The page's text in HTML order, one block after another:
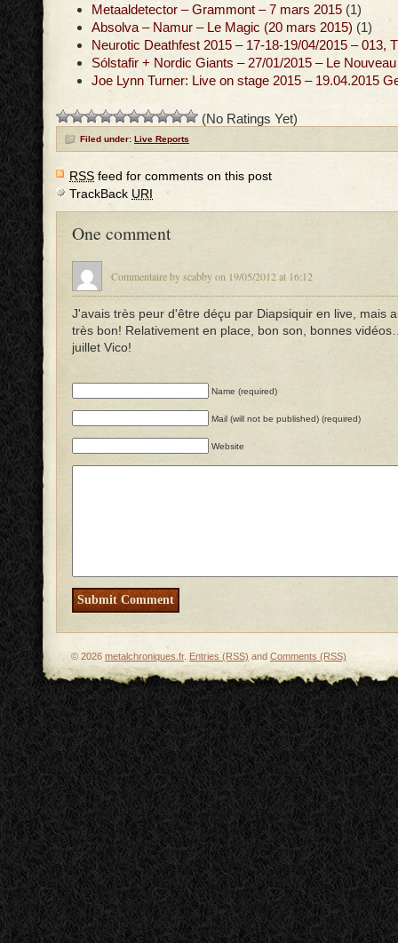
Metaaldetector – Grammont – 7 mars 2015 (1)
Absolva – Namur – Le Magic (20 mars 2015) (1)
Neurotic Deathfest 2015 – 17-18-19/04/2015 – 013,
Sólstafir + Nordic Giants – 27/01/2015 – Le
Joe Lynn Turner: Live on stage 2015 – 19.04.2015
(No Ratings Yet)
Filed under: Live Reports
RSS feed for comments on this post
TrackBack URI
One comment
Commentaire by scabby on 19/05/2012 at 16:12
J'avais très peur d'être déçu par Diapsiquir en live, mais
très bon! Relativement en place, bon son, bonnes
juillet Vico!
Name (required)
Mail (will not be published) (required)
Website
© 2026 metalchroniques.fr. Entries (RSS) and Comments (RSS)